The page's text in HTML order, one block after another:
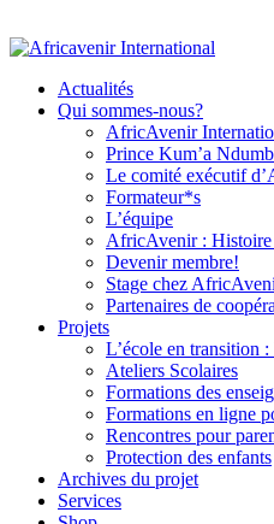
Actualités
Qui sommes-nous?
AfricAvenir
Prince Kum’a
Le comité exécutif
Formateur*s
L’équipe
AfricAvenir :
Devenir membre!
Stage chez
Partenaires de
Projets
L’école en transition
Ateliers Scolaires
Formations des
Formations en ligne
Rencontres pour
Protection des enfants
Archives du projet
Services